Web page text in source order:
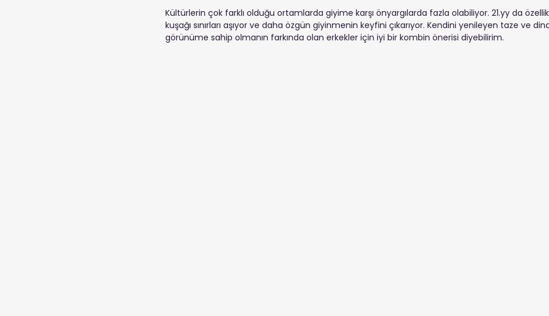
Kültürlerin çok farklı olduğu ortamlarda giyime karşı önyargılarda fazla olabiliyor. 21.yy da
kuşağı sınırları aşıyor ve daha özgün giyinmenin keyfini çıkarıyor. Kendini yenileyen taze ve
görünüme sahip olmanın farkında olan erkekler için iyi bir kombin önerisi diyebilirim.